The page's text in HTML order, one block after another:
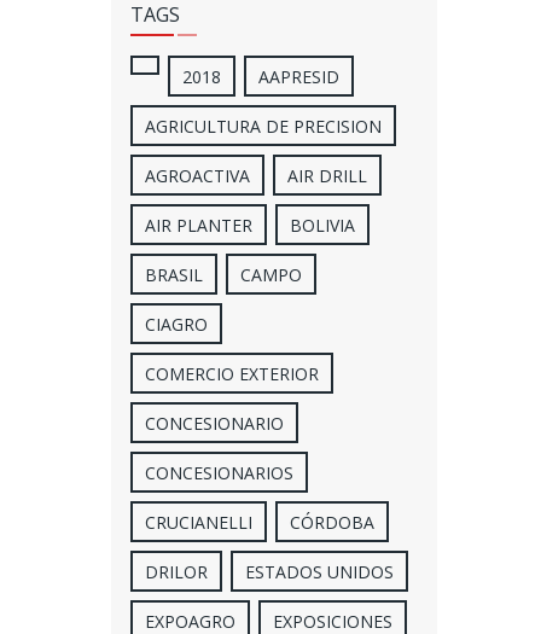
TAGS
2018 AAPRESID
AGRICULTURA DE PRECISION
AGROACTIVA AIR DRILL
AIR PLANTER BOLIVIA
BRASIL CAMPO
CIAGRO
COMERCIO EXTERIOR
CONCESIONARIO
CONCESIONARIOS
CRUCIANELLI CÓRDOBA
DRILOR ESTADOS UNIDOS
EXPOAGRO EXPOSICIONES